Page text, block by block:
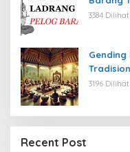
3384 Dilihat
3196 Dilihat
Recent Post